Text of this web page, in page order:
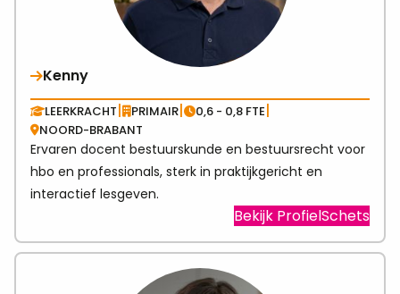
Kenny
LEERKRACHT| PRIMAIR| 0,6 - 0,8 FTE|
NOORD-BRABANT
Ervaren docent bestuurskunde en bestuursrecht voor
hbo en professionals, sterk in praktijkgericht en
interactief lesgeven.
Bekijk ProfielSchetsVisit
link